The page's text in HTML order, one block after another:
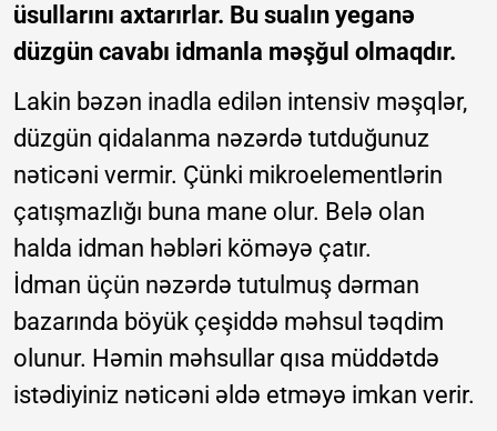
üsullarını axtarırlar. Bu sualın yeganə
düzgün cavabı idmanla məşğul olmaqdır.
Lakin bəzən inadla edilən intensiv məşqlər,
düzgün qidalanma nəzərdə tutduğunuz
nəticəni vermir. Çünki mikroelementlərin
çatışmazlığı buna mane olur. Belə olan
halda idman həbləri köməyə çatır.
İdman üçün nəzərdə tutulmuş dərman
bazarında böyük çeşiddə məhsul təqdim
olunur. Həmin məhsullar qısa müddətdə
istədiyiniz nəticəni əldə etməyə imkan verir.